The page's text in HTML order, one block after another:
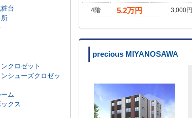
4階
5.2万円 3,000円
precious MIYANOSAWA
台
所
クロゼット
シューズクロゼッ
ム
クス